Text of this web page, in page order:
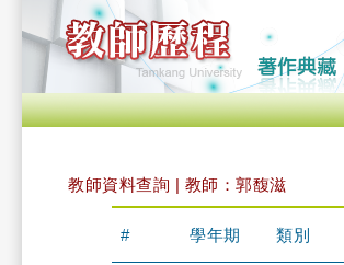
教師資料查詢 | 教師：郭馥滋
# 學年期 類別